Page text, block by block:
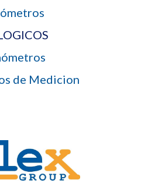
de Medicion